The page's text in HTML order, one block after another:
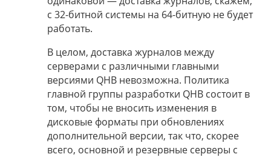
с 32-битной системы на 64-битную не будет
работать.
В целом, доставка журналов между
серверами с различными главными
версиями QHB невозможна. Политика
главной группы разработки QHB состоит в
том, чтобы не вносить изменения в
дисковые форматы при обновлениях
дополнительной версии, так что, скорее
всего, основной и резервные серверы с